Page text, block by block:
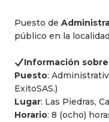
Puesto de
público en la
Información
Puesto:
ExitoSAS.)
Lugar: Las Piedras,
Horario: 8 (ocho)